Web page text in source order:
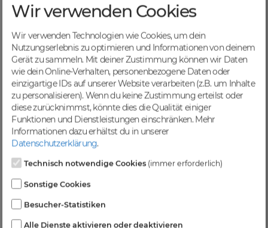
sicheren Domaintransfers.
Maximiere deinen Online-
Erfolg mit DomainCatcher
DomainCatcher ist dein Schlüssel
zum Online-Erfolg. Mit unserem
breiten Angebot an Domains kannst
du deine Online-Präsenz optimieren
und deine Zielgruppe gezielt
ansprechen. Nutze die Möglichkeit,
gezielten Traffic anzuziehen und deine
Sichtbarkeit in Suchmaschinen zu
steigern.
Profitiere von einer
vielfältigen Auswahl an
Bei DomainCatcher findest du eine
Wir verwenden Cookies
Wir verwenden Technologien wie Cookies, um dein
Nutzungserlebnis zu optimieren und Informationen von deinem
Gerät zu sammeln. Mit deiner Zustimmung können wir Daten
wie dein Online-Verhalten, personenbezogene Daten oder
einzigartige IDs auf unserer Website verarbeiten (z.B. um Inhalte
zu personalisieren). Wenn du keine Zustimmung erteilst oder
diese zurücknimmst, könnte dies die Qualität einiger
Funktionen und Dienstleistungen einschränken. Mehr
Informationen dazu erhältst du in unserer
Datenschutzerklärung.
Technisch notwendige Cookies (immer erforderlich)
Sonstige Cookies
Besucher-Statistiken
Alle Dienste aktivieren oder deaktivieren